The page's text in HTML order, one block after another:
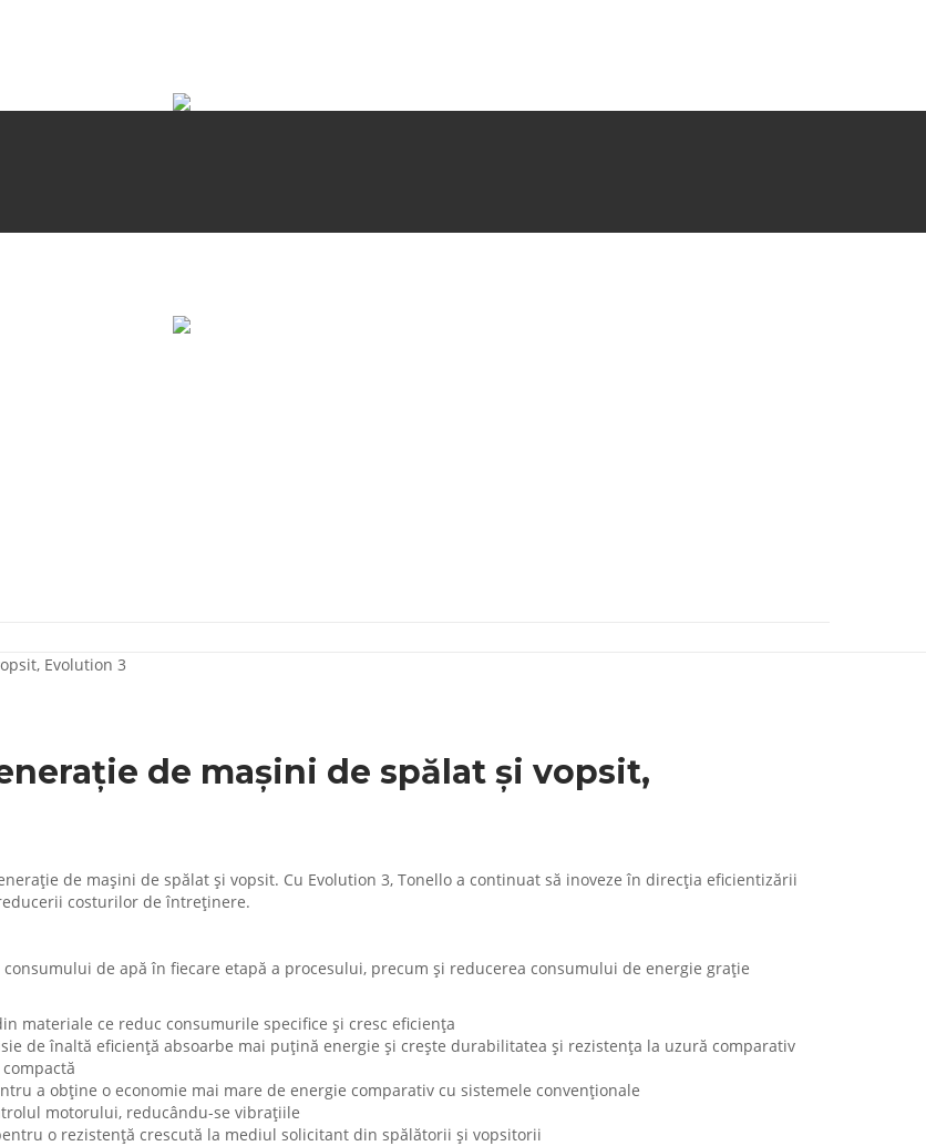
de mașini de spălat și vopsit,
de mașini de spălat și vopsit. Cu Evolution 3, Tonello a continuat să inoveze în direcția eficientizării
costurilor de întreținere.
de apă în fiecare etapă a procesului, precum și reducerea consumului de energie grație
materiale ce reduc consumurile specifice și cresc eficiența
de înaltă eficiență absoarbe mai puțină energie și crește durabilitatea și rezistența la uzură comparativ
a obține o economie mai mare de energie comparativ cu sistemele convenționale
motorului, reducându-se vibrațiile
o rezistență crescută la mediul solicitant din spălătorii și vopsitorii